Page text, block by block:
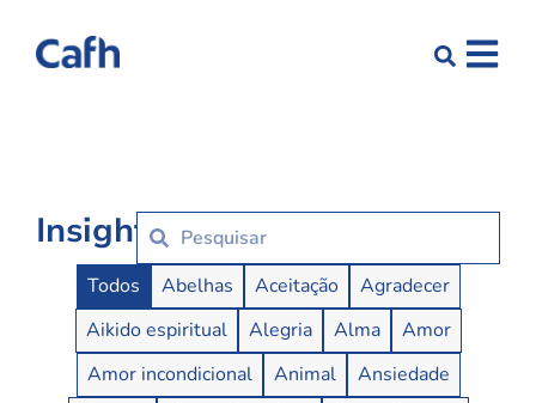
Insights
Insights Buttons
Todos Abelhas Aceitação
Agradecer
Aikido espiritual
Alegria Alma
Amor
Amor incondicional
Animal
Ansiedade